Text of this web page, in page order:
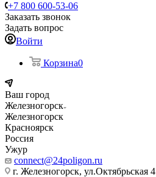
+7 800 600-53-06
Заказать звонок
Задать вопрос
Войти
Корзина0
Ваш город
Железногорск
Железногорск
Красноярск
Россия
Ужур
connect@24poligon.ru
г. Железногорск, ул.Октябрьская 4